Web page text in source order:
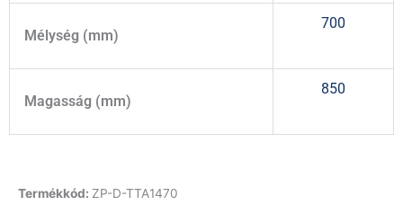
Mélység (mm)
700
Magasság (mm)
850
Termékkód: ZP-D-TTA1470